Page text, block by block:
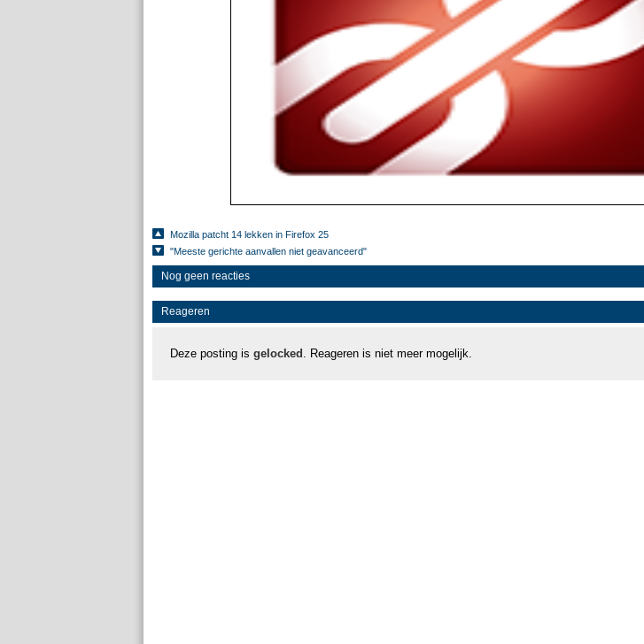
Mozilla patcht 14 lekken in Firefox 25
"Meeste gerichte aanvallen niet geavanceerd"
Nog geen reacties
Reageren
Deze posting is gelocked . Reageren is niet meer mogelijk.